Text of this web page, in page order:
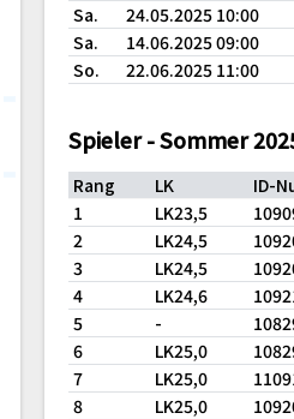
Sa.
24.05.2025 10:00
Sa.
14.06.2025 09:00
So.
22.06.2025 11:00
Spieler - Sommer
Rang LK
ID-
1
LK23,5
2
LK24,5
3
LK24,5
4
LK24,6
5
-
6
LK25,0
7
LK25,0
8
LK25,0